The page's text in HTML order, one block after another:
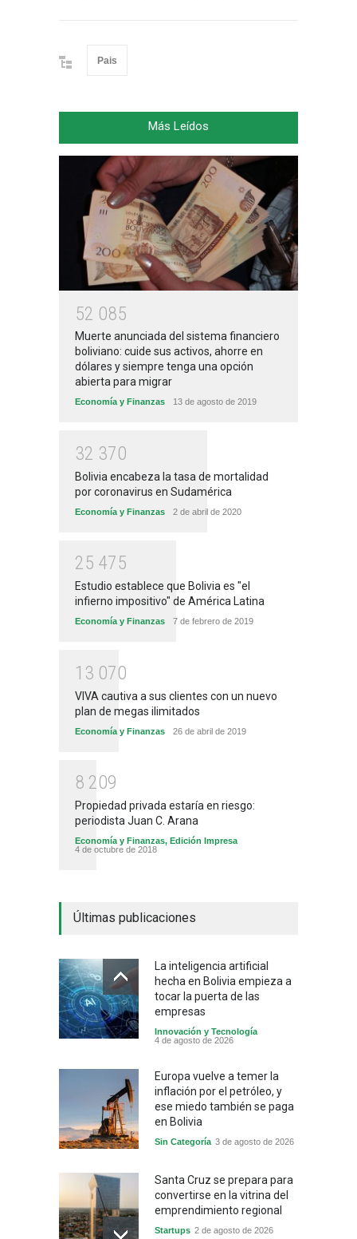
Pais
Más Leídos
52 085
Muerte anunciada del sistema financiero
boliviano: cuide sus activos, ahorre en
dólares y siempre tenga una opción
abierta para migrar
Economía y Finanzas 13 de agosto de 2019
32 370
Bolivia encabeza la tasa de mortalidad
por coronavirus en Sudamérica
Economía y Finanzas 2 de abril de 2020
25 475
Estudio establece que Bolivia es "el
infierno impositivo" de América Latina
Economía y Finanzas 7 de febrero de 2019
1 3 070
VIVA cautiva a sus clientes con un nuevo
plan de megas ilimitados
Economía y Finanzas 26 de abril de 2019
8 209
Propiedad privada estaría en riesgo:
periodista Juan C. Arana
Economía y Finanzas, Edición Impresa
4 de octubre de 2018
Últimas publicaciones
La inteligencia artificial
hecha en Bolivia empieza a
tocar la puerta de las
empresas
Innovación y Tecnología
4 de agosto de 2026
Europa vuelve a temer la
inflación por el petróleo, y
ese miedo también se paga
en Bolivia
Sin Categoría 3 de agosto de 2026
Santa Cruz se prepara para
convertirse en la vitrina del
emprendimiento regional
Startups 2 de agosto de 2026